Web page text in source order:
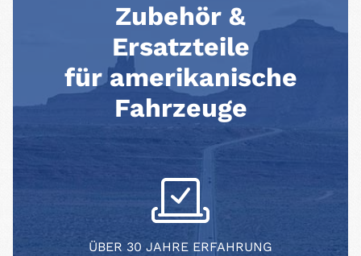
Zubehör &
Ersatzteile
für amerikanische
Fahrzeuge
ÜBER 30 JAHRE ERFAHRUNG